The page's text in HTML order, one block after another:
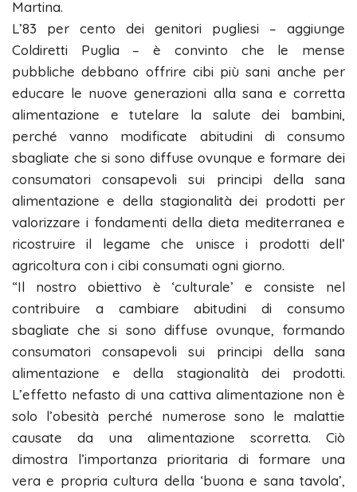
Martina.
L’83 per cento dei genitori pugliesi – aggiunge
Coldiretti Puglia – è convinto che le mense
pubbliche debbano offrire cibi più sani anche per
educare le nuove generazioni alla sana e corretta
alimentazione e tutelare la salute dei bambini,
perché vanno modificate abitudini di consumo
sbagliate che si sono diffuse ovunque e formare dei
consumatori consapevoli sui principi della sana
alimentazione e della stagionalità dei prodotti per
valorizzare i fondamenti della dieta mediterranea e
ricostruire il legame che unisce i prodotti dell’
agricoltura con i cibi consumati ogni giorno.
“Il nostro obiettivo è ‘culturale’ e consiste nel
contribuire a cambiare abitudini di consumo
sbagliate che si sono diffuse ovunque, formando
consumatori consapevoli sui principi della sana
alimentazione e della stagionalità dei prodotti.
L’effetto nefasto di una cattiva alimentazione non è
solo l’obesità perché numerose sono le malattie
causate da una alimentazione scorretta. Ciò
dimostra l’importanza prioritaria di formare una
vera e propria cultura della ‘buona e sana tavola’,